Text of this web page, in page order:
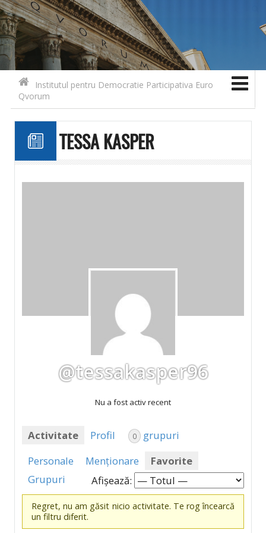
Contact Search for:
Skip to content
Institutul pentru Democratie Participativa Euro
Qvorum
TESSA KASPER
@tessakasper96
Nu a fost activ recent
Activitate Profil 0 grupuri
Personale
Menționare
Favorite
Grupuri
Afișează:
Regret, nu am găsit nicio activitate. Te rog încearcă
un filtru diferit.